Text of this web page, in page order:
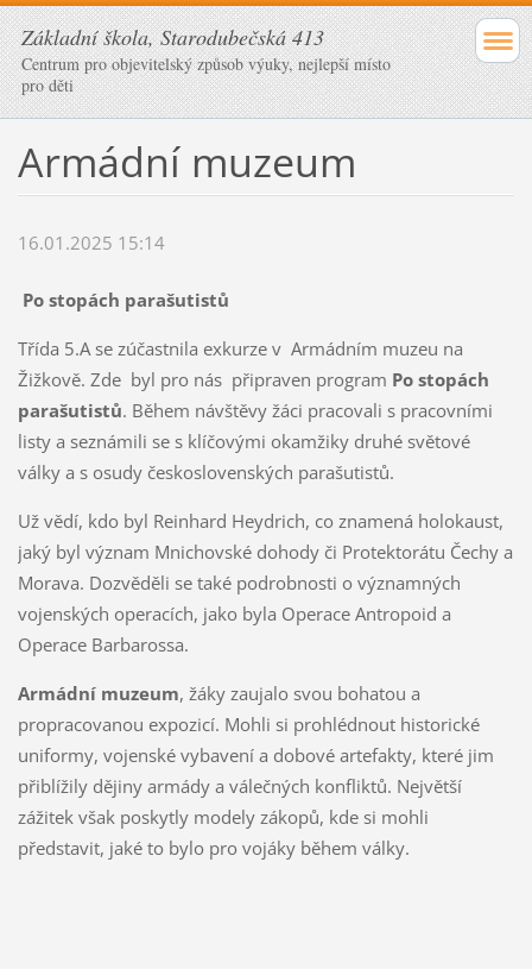
Základní škola, Starodubečská 413
Centrum pro objevitelský způsob výuky, nejlepší místo
pro děti
Armádní muzeum
16.01.2025 15:14
Po stopách parašutistů
Třída 5.A se zúčastnila exkurze v Armádním muzeu na
Žižkově. Zde byl pro nás připraven program Po stopách
parašutistů. Během návštěvy žáci pracovali s pracovními
listy a seznámili se s klíčovými okamžiky druhé světové
války a s osudy československých parašutistů.
Už vědí, kdo byl Reinhard Heydrich, co znamená holokaust,
jaký byl význam Mnichovské dohody či Protektorátu Čechy a
Morava. Dozvěděli se také podrobnosti o významných
vojenských operacích, jako byla Operace Antropoid a
Operace Barbarossa.
Armádní muzeum, žáky zaujalo svou bohatou a
propracovanou expozicí. Mohli si prohlédnout historické
uniformy, vojenské vybavení a dobové artefakty, které jim
přiblížily dějiny armády a válečných konfliktů. Největší
zážitek však poskytly modely zákopů, kde si mohli
představit, jaké to bylo pro vojáky během války.